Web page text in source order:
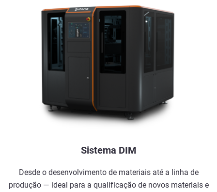
Sistema DIM
Desde o desenvolvimento de materiais até a linha de
produção — ideal para a qualificação de novos materiais e